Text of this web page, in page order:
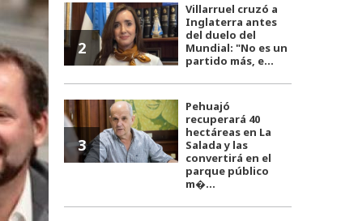
2
Villarruel cruzó a
Inglaterra antes
del duelo del
Mundial: "No es un
partido más, e...
3
Pehuajó
recuperará 40
hectáreas en La
Salada y las
convertirá en el
parque público
m�...